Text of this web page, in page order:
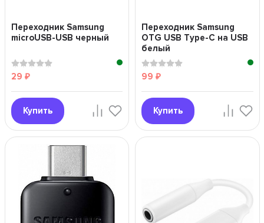
Переходник Samsung
microUSB-USB черный
29 ₽
Купить
Переходник Samsung
OTG USB Type-C на USB
белый
99 ₽
Купить